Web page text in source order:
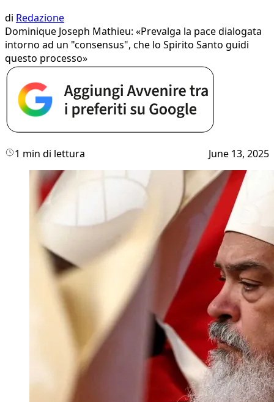
di Redazione
Dominique Joseph Mathieu: «Prevalga la pace dialogata
intorno ad un "consensus", che lo Spirito Santo guidi
questo processo»
1 min di lettura June 13, 2025